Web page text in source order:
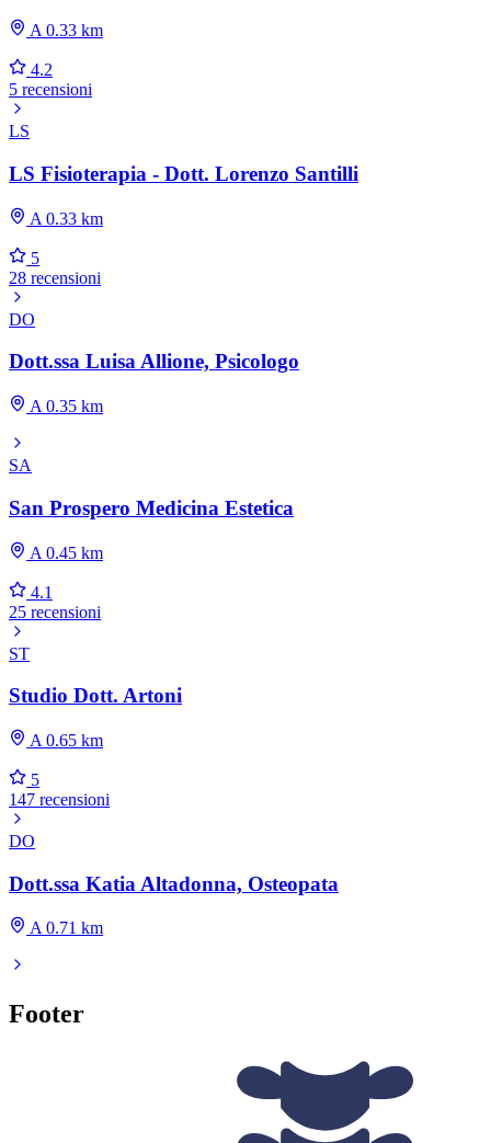
A 0.33 km
4.2
5 recensioni
LS
LS Fisioterapia - Dott. Lorenzo Santilli
A 0.33 km
5
28 recensioni
DO
Dott.ssa Luisa Allione, Psicologo
A 0.35 km
SA
San Prospero Medicina Estetica
A 0.45 km
4.1
25 recensioni
ST
Studio Dott. Artoni
A 0.65 km
5
147 recensioni
DO
Dott.ssa Katia Altadonna, Osteopata
A 0.71 km
Footer